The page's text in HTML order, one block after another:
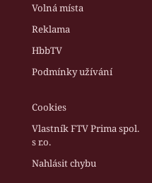
Volná místa
Reklama
HbbTV
Podmínky užívání
Cookies
Vlastník FTV Prima spol.
s r.o.
Nahlásit chybu